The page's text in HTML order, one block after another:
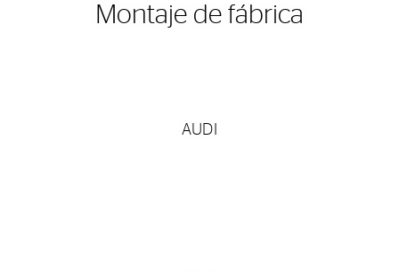
Montaje de fábrica
AUDI